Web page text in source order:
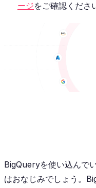
ージをご確認くださ
BigQueryを使い込んで
はおなじみでしょう。